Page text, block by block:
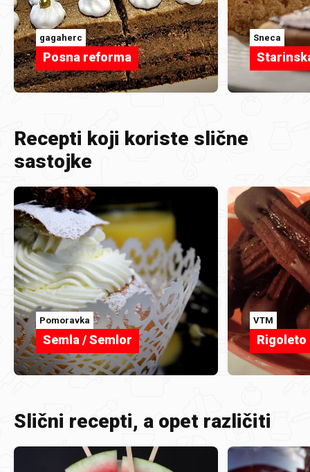
gagaherc
Posna reforma
Sneca
Recepti koji koriste slične
sastojke
Pomoravka
Semla / Semlor
VTM
Rigoleto
Slični recepti, a opet različiti